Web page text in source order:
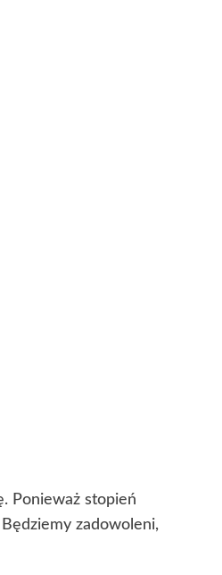
Ponieważ stopień
zadowoleni,